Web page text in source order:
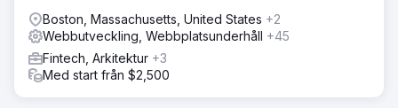
Boston, Massachusetts, United States +2
Webbutveckling, Webbplatsunderhåll +45
Fintech, Arkitektur +3
Med start från $2,500